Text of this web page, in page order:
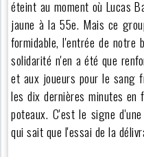
éteint au moment où Lucas
jaune à la 55e. Mais ce
formidable, l'entrée de
solidarité n'en a été que
et aux joueurs pour le sang
les dix dernières minutes en
poteaux. C'est le signe
qui sait que l'essai de la